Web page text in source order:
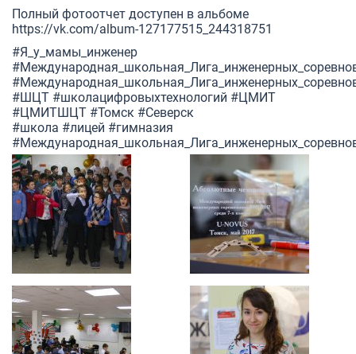
Полный фотоотчет доступен в альбоме
https://vk.com/album-127177515_244318751
#Я_у_мамы_инженер
#ШЦТ #школацифровыхтехнологий #ЦМИТ
#ЦМИТШЦТ #Томск #Северск
#школа #лицей #гимназия